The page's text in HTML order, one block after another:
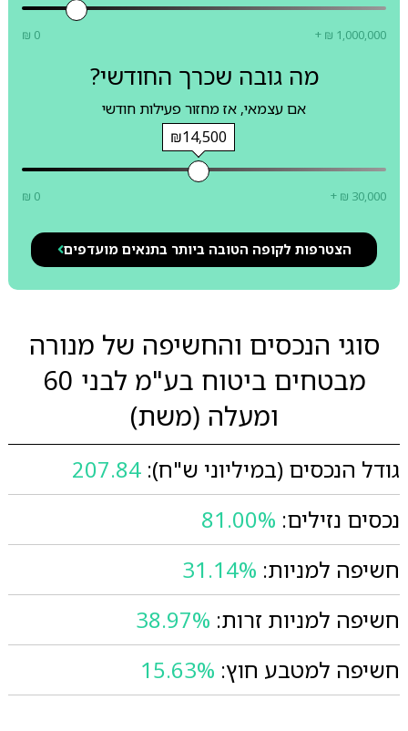
₪ 0 + ₪ 1,000,000
מה גובה שכרך החודשי?
אם עצמאי, אז מחזור פעילות חודשי
₪14,500
₪ 0 + ₪ 30,000
הצטרפות לקופה הטובה ביותר בתנאים מועדפים
סוגי הנכסים והחשיפה של מנורה
מבטחים ביטוח בע"מ לבני 60
ומעלה (משת)
גודל הנכסים (במיליוני ש"ח): 207.84
נכסים נזילים: 81.00%
חשיפה למניות: 31.14%
חשיפה למניות זרות: 38.97%
חשיפה למטבע חוץ: 15.63%